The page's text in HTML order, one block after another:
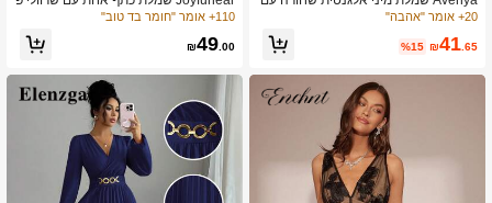
כפפולים ועיטורי מתכת, סגנון סקסי שיק ל
Girl, תסריף לערב בחוץ בסתיו, תסריף ל
20+ אומר "אהבה"
₪41.65
%15
נס ורוכסן בגזרה צמודה שחורה לחופשה
110+ אומר "חומר בד טוב"
₪49.00